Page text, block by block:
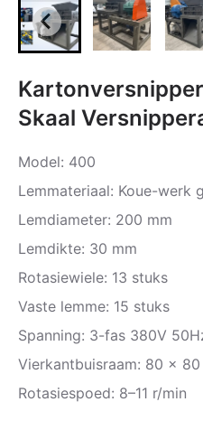
Skaal
Model: 400
Lemmateriaal: Koue-werk
Lemdiameter: 200 mm
Lemdikte: 30 mm
Rotasiewiele: 13 stuks
Vaste lemme: 15 stuks
Spanning: 3-fas 380V
Vierkantbuisraam: 80 × 80
Rotasiespoed: 8–11 r/min